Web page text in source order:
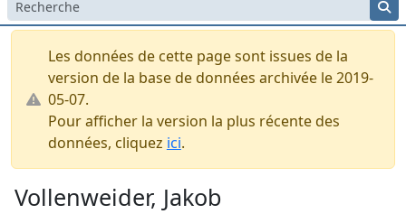
Les données de cette page sont issues de la
version de la base de données archivée le 2019-
05-07.
Pour afficher la version la plus récente des
données, cliquez ici.
Vollenweider, Jakob